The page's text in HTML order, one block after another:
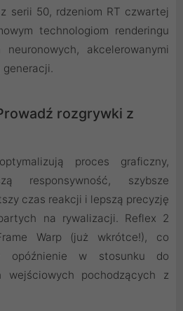
z serii 50, rdzeniom RT czwartej
technologiom renderingu
akcelerowanymi
generacji.
rozgrywki z
proces graficzny,
responsywność, szybsze
czas reakcji i lepszą precyzję
na rywalizacji. Reflex 2
Warp (już wkrótce!), co
opóźnienie w stosunku do
wejściowych pochodzących z